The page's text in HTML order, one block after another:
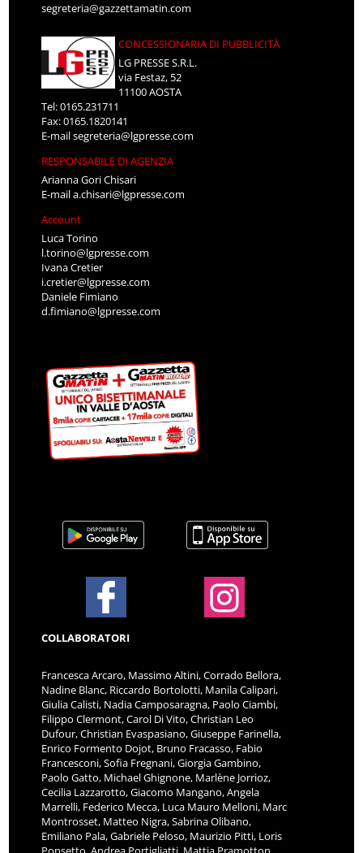
segreteria@gazzettamatin.com
CONCESSIONARIA DI PUBBLICITÀ
LG PRESSE S.R.L.
via Festaz, 52
11100 AOSTA
Tel: 0165.231711
Fax: 0165.1820141
E-mailsegreteria@lgpresse.com
RESPONSABILE DI AGENZIA
Arianna Gori Chisari
E-maila.chisari@lgpresse.com
Account
Luca Torino
l.torino@lgpresse.com
Ivana Cretier
i.cretier@lgpresse.com
Daniele Fimiano
d.fimiano@lgpresse.com
COLLABORATORI
Francesca Arcaro, Massimo Altini, Corrado Bellora,
Nadine Blanc, Riccardo Bortolotti, Manila Calipari,
Giulia Calisti, Nadia Camposaragna, Paolo Ciambi,
Filippo Clermont, Carol Di Vito, Christian Leo
Dufour, Christian Evaspasiano, Giuseppe Farinella,
Enrico Formento Dojot, Bruno Fracasso, Fabio
Francesconi, Sofia Fregnani, Giorgia Gambino,
Paolo Gatto, Michael Ghignone, Marlène Jorrioz,
Cecilia Lazzarotto, Giacomo Mangano, Angela
Marrelli, Federico Mecca, Luca Mauro Melloni, Marc
Montrosset, Matteo Nigra, Sabrina Olibano,
Emiliano Pala, Gabriele Peloso, Maurizio Pitti, Loris